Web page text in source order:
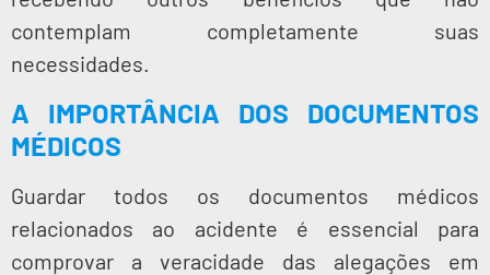
contemplam completamente suas
necessidades.
A IMPORTÂNCIA DOS DOCUMENTOS
MÉDICOS
Guardar todos os documentos médicos
relacionados ao acidente é essencial para
comprovar a veracidade das alegações em